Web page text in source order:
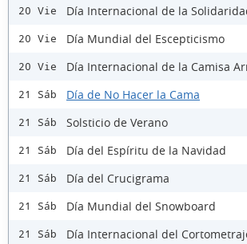
20 Vie Día Internacional de la
20 Vie Día Mundial del Escepticismo
20 Vie Día Internacional de la Camisa
21 Sáb Día de No Hacer la Cama
21 Sáb Solsticio de Verano
21 Sáb Día del Espíritu de la Navidad
21 Sáb Día del Crucigrama
21 Sáb Día Mundial del Snowboard
21 Sáb Día Internacional del